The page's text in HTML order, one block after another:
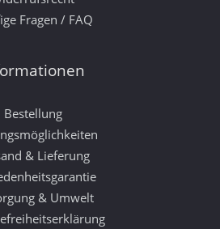
Fragen / FAQ
Bestellung
& Lieferung
& Umwelt